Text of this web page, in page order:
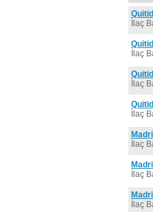
İlaç
İlaç
İlaç
İlaç
İlaç
İlaç
İlaç